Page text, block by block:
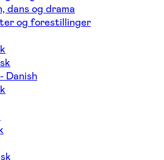
dans og drama
og forestillinger
Danish